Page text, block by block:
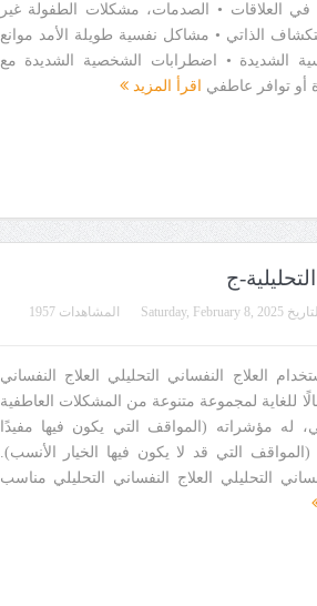
العلاقات • الصدمات، مشكلات الطفولة غير
الذاتي • مشاكل نفسية طويلة الأمد موانع
الشديدة • اضطرابات الشخصية الشديدة مع
توافر عاطفي
اقرأ المزيد
Saturday, February 8, 2025 المشاهدات 1957
العلاج النفساني التحليلي العلاج النفساني
للغاية لمجموعة متنوعة من المشكلات العاطفية
له مؤشراته (المواقف التي يكون فيها مفيدًا
التي قد لا يكون فيها الخيار الأنسب).
التحليلي العلاج النفساني التحليلي مناسب